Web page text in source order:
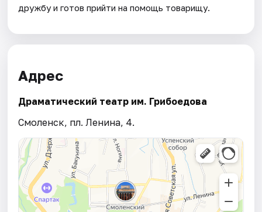
дружбу и готов прийти на помощь товарищу.
Адрес
Драматический театр им. Грибоедова
Смоленск, пл. Ленина, 4.